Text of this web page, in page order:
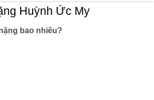
Huỳnh Ức My
bao nhiêu?